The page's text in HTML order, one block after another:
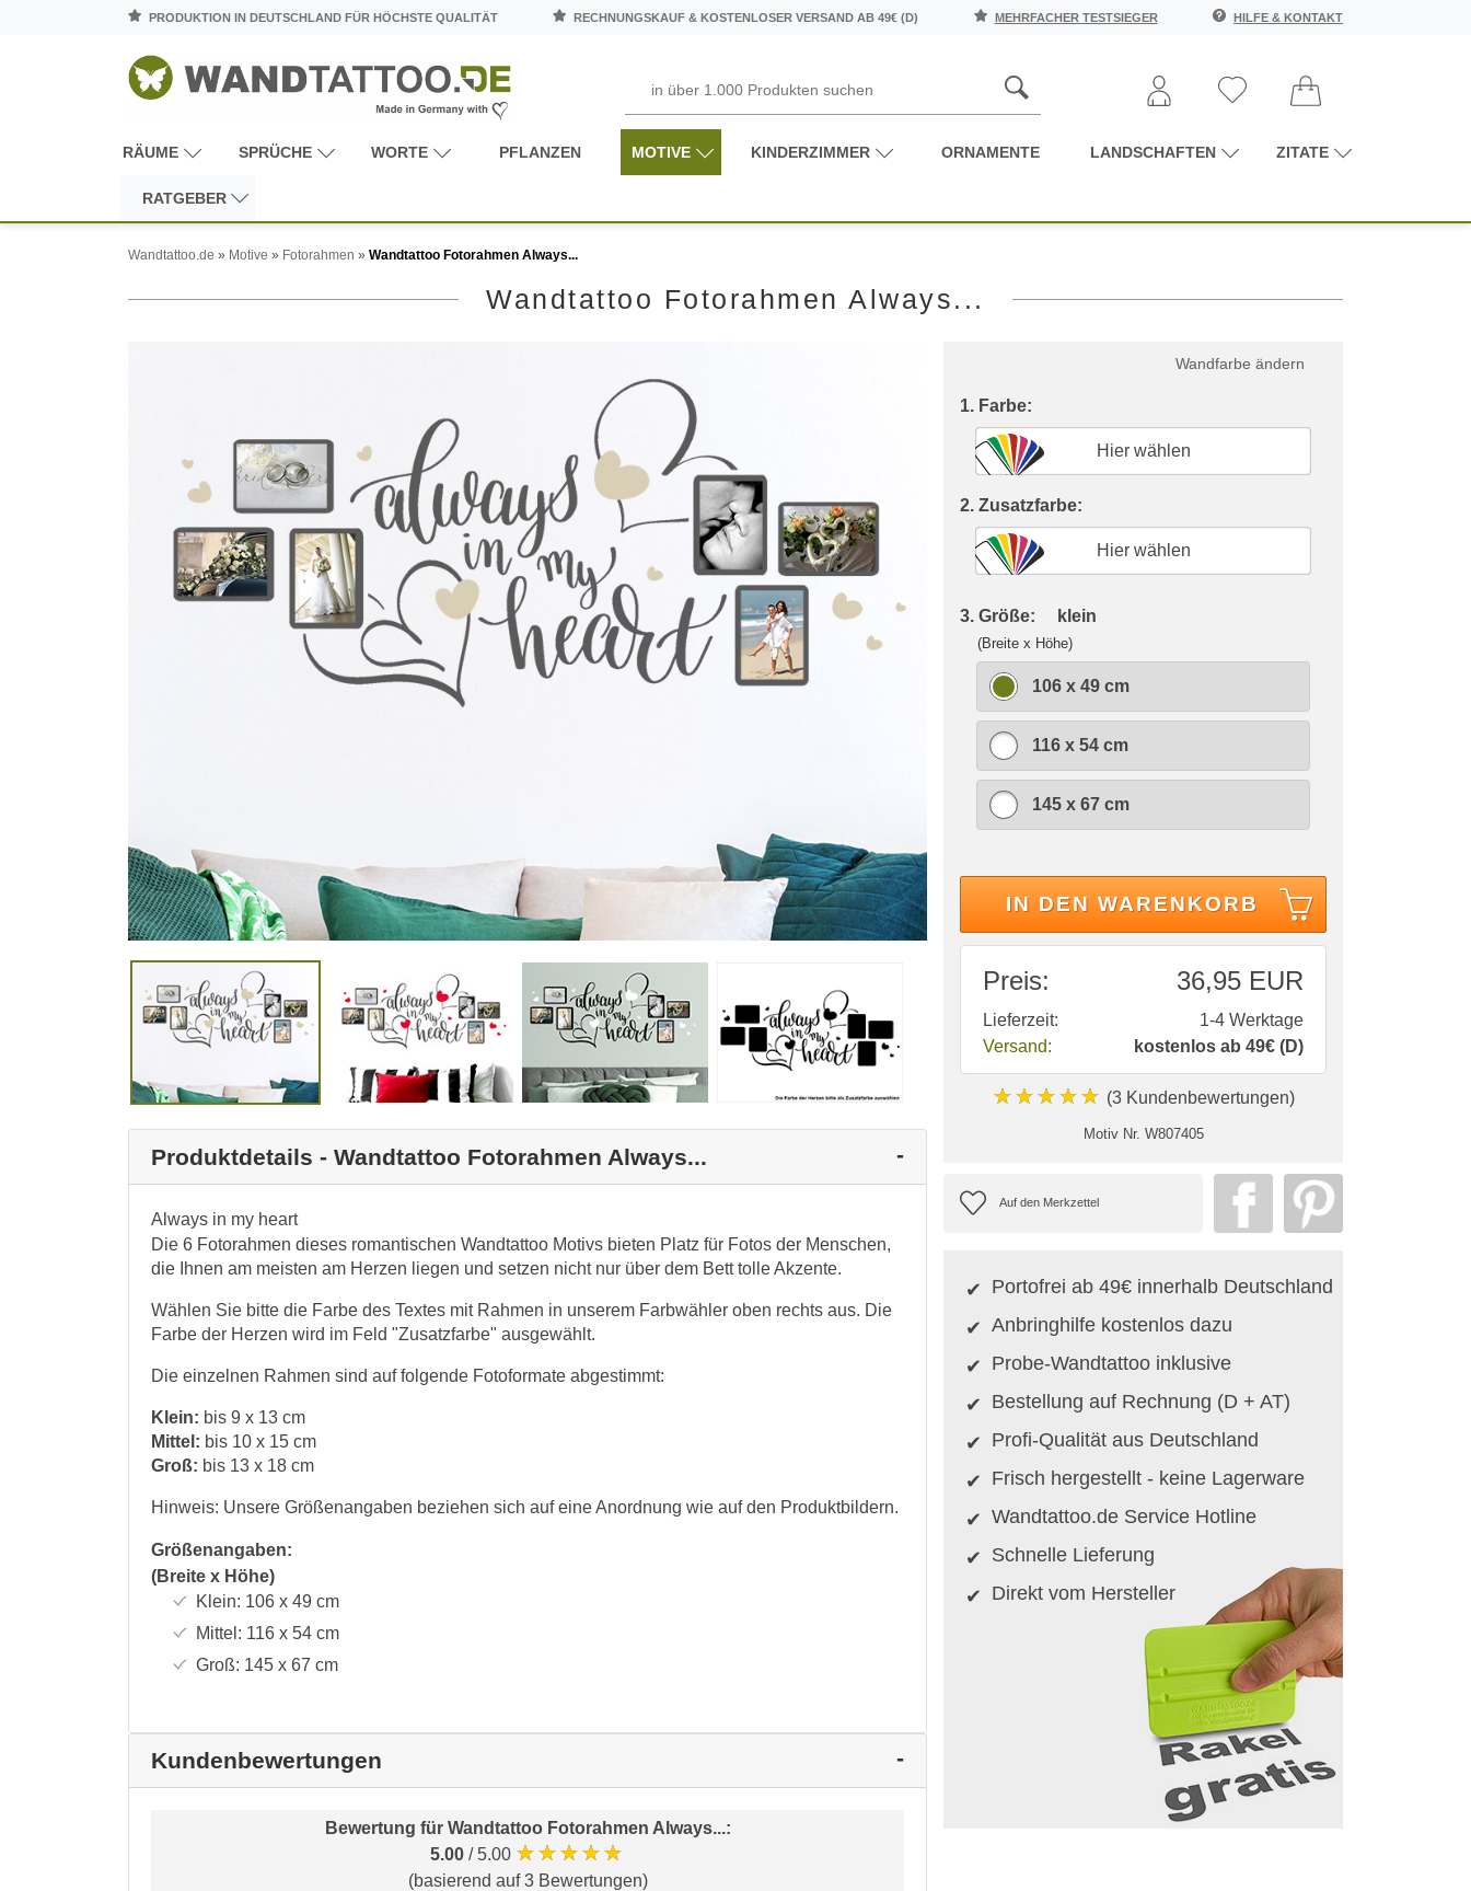
PRODUKTION IN DEUTSCHLAND FÜR HÖCHSTE QUALITÄT RECHNUNGSKAUF & KOSTENLOSER VERSAND AB 49€ (D) MEHRFACHER TESTSIEGER HILFE & KONTAKT
RÄUME SPRÜCHE WORTE PFLANZEN MOTIVE KINDERZIMMER ORNAMENTE LANDSCHAFTEN ZITATE
RATGEBER
Wandtattoo.de » Motive » Fotorahmen » Wandtattoo Fotorahmen Always...
Wandtattoo Fotorahmen Always...
Produktdetails - Wandtattoo Fotorahmen Always...
Always in my heart
Die 6 Fotorahmen dieses romantischen Wandtattoo Motivs bieten Platz für Fotos der Menschen,
die Ihnen am meisten am Herzen liegen und setzen nicht nur über dem Bett tolle Akzente.
Wählen Sie bitte die Farbe des Textes mit Rahmen in unserem Farbwähler oben rechts aus. Die
Farbe der Herzen wird im Feld "Zusatzfarbe" ausgewählt.
Die einzelnen Rahmen sind auf folgende Fotoformate abgestimmt:
Klein: bis 9 x 13 cm
Mittel: bis 10 x 15 cm
Groß: bis 13 x 18 cm
Hinweis: Unsere Größenangaben beziehen sich auf eine Anordnung wie auf den Produktbildern.
Größenangaben:
(Breite x Höhe)
Klein: 106 x 49 cm
Mittel: 116 x 54cm
Groß: 145 x 67 cm
Kundenbewertungen
Bewertung für Wandtattoo Fotorahmen Always...:
5.00 / 5.00 ★★★★★
(basierend auf 3 Bewertungen)
Wandfarbe ändern
1. Farbe:
Hier wählen
2. Zusatzfarbe:
Hier wählen
3. Größe: klein
(Breite x Höhe)
106 x 49 cm
116 x 54 cm
145 x 67 cm
IN DEN WARENKORB
Preis: 36,95 EUR
Lieferzeit:
1-4 Werktage
Versand:
kostenlos ab 49€ (D)
★★★★★ (3 Kundenbewertungen)
Motiv Nr. W807405
Portofrei ab 49€ innerhalb Deutschland
Anbringhilfe kostenlos dazu
Probe-Wandtattoo inklusive
Bestellung auf Rechnung (D + AT)
Profi-Qualität aus Deutschland
Frisch hergestellt - keine Lagerware
Wandtattoo.de Service Hotline
Schnelle Lieferung
Direkt vom Hersteller